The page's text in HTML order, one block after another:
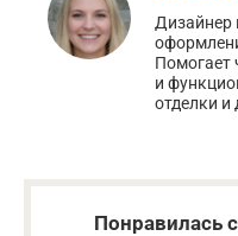
Дизайнер
Помогает
и
отделки и
Понравилась